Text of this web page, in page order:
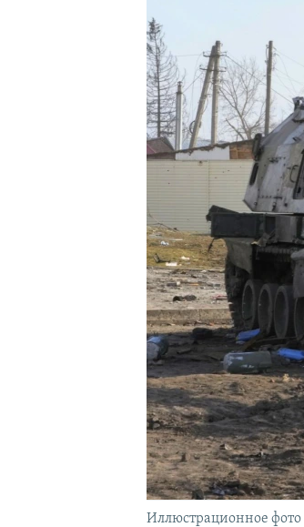
КРЫМ.НЕПОКОРЕННЫЙ
УКРАИНСКАЯ ПРОБЛЕМА КРЫМА
Иллюстрационное фото